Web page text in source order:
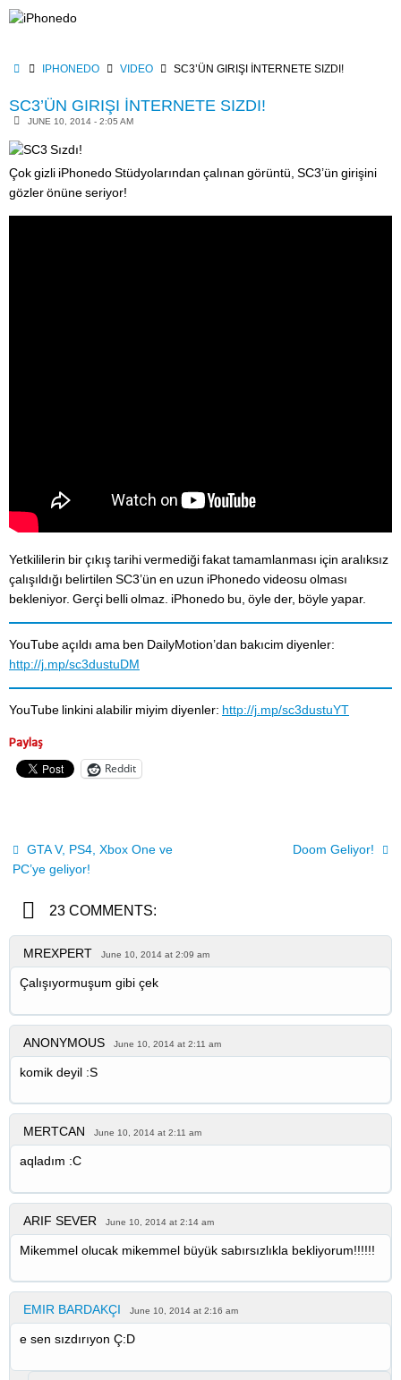
Skip
HOMEIPHONEDO VIDEO SC3’ÜN GIRIŞI İNTERNETE SIZDI!
SC3’ÜN GIRIŞI İNTERNETE SIZDI!
JUNE 10, 2014 - 2:05 AM
Çok gizli iPhonedo Stüdyolarından çalınan görüntü, SC3’ün girişini
gözler önüne seriyor!
Yetkililerin bir çıkış tarihi vermediği fakat tamamlanması için aralıksız
çalışıldığı belirtilen SC3’ün en uzun iPhonedo videosu olması
bekleniyor. Gerçi belli olmaz. iPhonedo bu, öyle der, böyle yapar.
YouTube açıldı ama ben DailyMotion’dan bakıcim diyenler:
http://j.mp/sc3dustuDM
YouTube linkini alabilir miyim diyenler: http://j.mp/sc3dustuYT
Paylaş
Reddit
GTA V, PS4, Xbox One ve
PC’ye geliyor!
Doom Geliyor!
23 COMMENTS:
MREXPERT June 10, 2014 at 2:09 am
Çalışıyormuşum gibi çek
ANONYMOUS June 10, 2014 at 2:11 am
komik deyil :S
MERTCAN June 10, 2014 at 2:11 am
aqladım :C
ARIF SEVER June 10, 2014 at 2:14 am
Mikemmel olucak mikemmel büyük sabırsızlıkla bekliyorum!!!!!!
EMIR BARDAKÇI June 10, 2014 at 2:16 am
e sen sızdırıyon Ç:D